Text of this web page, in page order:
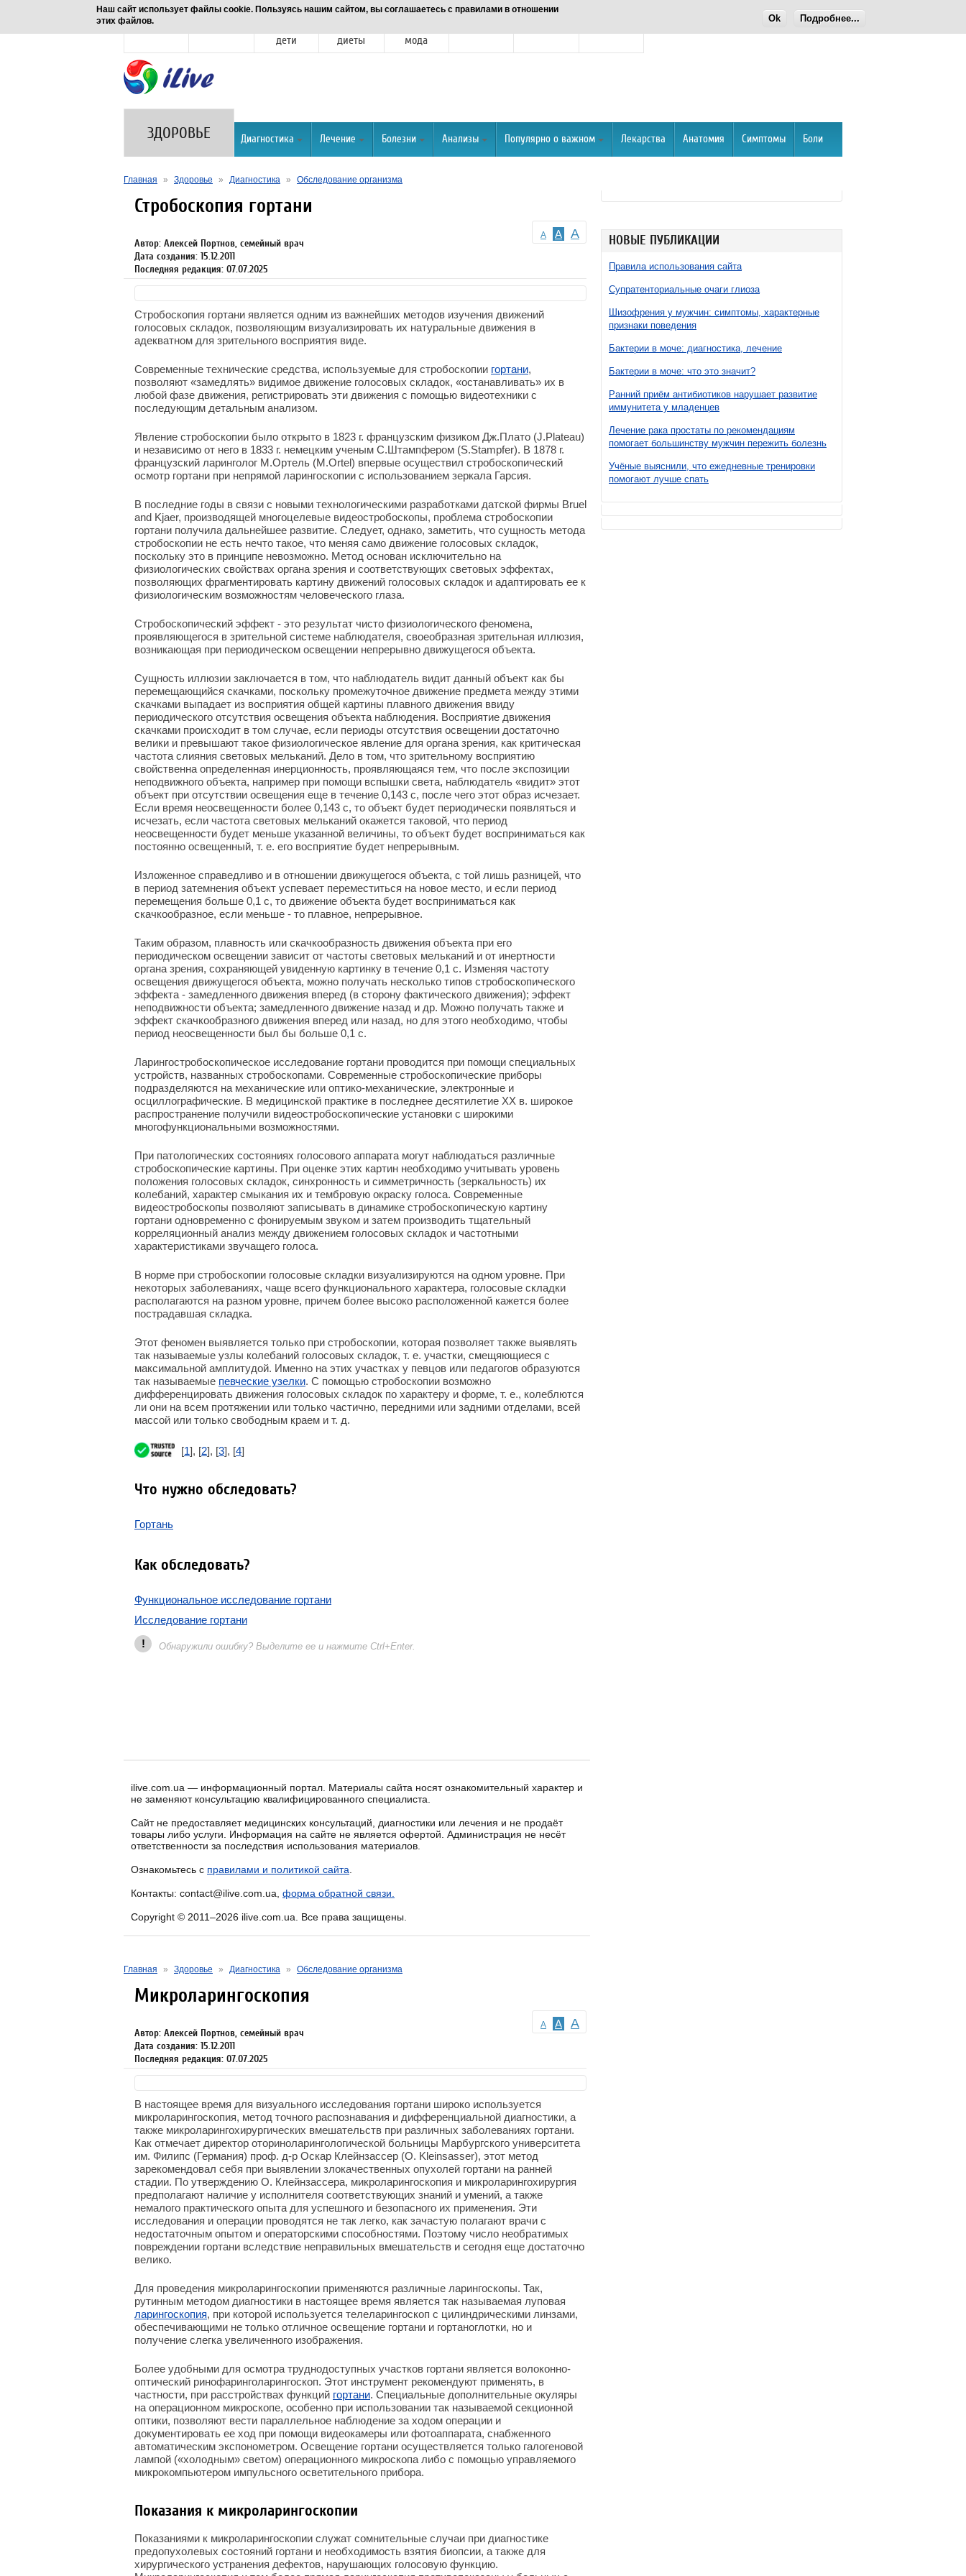
Наш сайт использует файлы cookie. Пользуясь нашим сайтом, вы соглашаетесь с правилами в отношении
этих файлов.
Ok Подробнее...
Новости
дети
диеты
мода
ЗДОРОВЬЕ Диагностика Лечение Болезни Анализы Популярно о важном Лекарства Анатомия Симптомы Боли
Главная » Здоровье » Диагностика » Обследование организма
НОВЫЕ ПУБЛИКАЦИИ
Правила использования сайта
Супратенториальные очаги глиоза
Шизофрения у мужчин: симптомы, характерные
признаки поведения
Бактерии в моче: диагностика, лечение
Бактерии в моче: что это значит?
Ранний приём антибиотиков нарушает развитие
иммунитета у младенцев
Лечение рака простаты по рекомендациям
помогает большинству мужчин пережить болезнь
Учёные выяснили, что ежедневные тренировки
помогают лучше спать
A A A
Стробоскопия гортани
Автор: Алексей Портнов, семейный врач
Дата создания: 15.12.2011
Последняя редакция: 07.07.2025
Стробоскопия гортани является одним из важнейших методов изучения движений
голосовых складок, позволяющим визуализировать их натуральные движения в
адекватном для зрительного восприятия виде.
Современные технические средства, используемые для стробоскопии гортани,
позволяют «замедлять» видимое движение голосовых складок, «останавливать» их в
любой фазе движения, регистрировать эти движения с помощью видеотехники с
последующим детальным анализом.
Явление стробоскопии было открыто в 1823 г. французским физиком Дж.Плато (J.Plateau)
и независимо от него в 1833 г. немецким ученым С.Штампфером (S.Stampfer). В 1878 г.
французский ларинголог М.Ортель (M.Ortel) впервые осуществил стробоскопический
осмотр гортани при непрямой ларингоскопии с использованием зеркала Гарсия.
В последние годы в связи с новыми технологическими разработками датской фирмы Вruel
and Kjaer, производящей многоцелевые видеостробоскопы, проблема стробоскопии
гортани получила дальнейшее развитие. Следует, однако, заметить, что сущность метода
стробоскопии не есть нечто такое, что меняя само движение голосовых складок,
поскольку это в принципе невозможно. Метод основан исключительно на
физиологических свойствах органа зрения и соответствующих световых эффектах,
позволяющих фрагментировать картину движений голосовых складок и адаптировать ее к
физиологическим возможностям человеческого глаза.
Стробоскопический эффект - это результат чисто физиологического феномена,
проявляющегося в зрительной системе наблюдателя, своеобразная зрительная иллюзия,
возникающая при периодическом освещении непрерывно движущегося объекта.
Сущность иллюзии заключается в том, что наблюдатель видит данный объект как бы
перемещающийся скачками, поскольку промежуточное движение предмета между этими
скачками выпадает из восприятия общей картины плавного движения ввиду
периодического отсутствия освещения объекта наблюдения. Восприятие движения
скачками происходит в том случае, если периоды отсутствия освещении достаточно
велики и превышают такое физиологическое явление для органа зрения, как критическая
частота слияния световых мельканий. Дело в том, что зрительному восприятию
свойственна определенная инерционность, проявляющаяся тем, что после экспозиции
неподвижного объекта, например при помощи вспышки света, наблюдатель «видит» этот
объект при отсутствии освещения еще в течение 0,143 с, после чего этот образ исчезает.
Если время неосвещенности более 0,143 с, то объект будет периодически появляться и
исчезать, если частота световых мельканий окажется таковой, что период
неосвещенности будет меньше указанной величины, то объект будет восприниматься как
постоянно освещенный, т. е. его восприятие будет непрерывным.
Изложенное справедливо и в отношении движущегося объекта, с той лишь разницей, что
в период затемнения объект успевает переместиться на новое место, и если период
перемещения больше 0,1 с, то движение объекта будет восприниматься как
скачкообразное, если меньше - то плавное, непрерывное.
Таким образом, плавность или скачкообразность движения объекта при его
периодическом освещении зависит от частоты световых мельканий и от инертности
органа зрения, сохраняющей увиденную картинку в течение 0,1 с. Изменяя частоту
освещения движущегося объекта, можно получать несколько типов стробоскопического
эффекта - замедленного движения вперед (в сторону фактического движения); эффект
неподвижности объекта; замедленного движение назад и др. Можно получать также и
эффект скачкообразного движения вперед или назад, но для этого необходимо, чтобы
период неосвещенности был бы больше 0,1 с.
Ларингостробоскопическое исследование гортани проводится при помощи специальных
устройств, названных стробоскопами. Современные стробоскопические приборы
подразделяются на механические или оптико-механические, электронные и
осциллографические. В медицинской практике в последнее десятилетие XX в. широкое
распространение получили видеостробоскопические установки с широкими
многофункциональными возможностями.
При патологических состояниях голосового аппарата могут наблюдаться различные
стробоскопические картины. При оценке этих картин необходимо учитывать уровень
положения голосовых складок, синхронность и симметричность (зеркальность) их
колебаний, характер смыкания их и тембровую окраску голоса. Современные
видеостробоскопы позволяют записывать в динамике стробоскопическую картину
гортани одновременно с фонируемым звуком и затем производить тщательный
корреляционный анализ между движением голосовых складок и частотными
характеристиками звучащего голоса.
В норме при стробоскопии голосовые складки визуализируются на одном уровне. При
некоторых заболеваниях, чаще всего функционального характера, голосовые складки
располагаются на разном уровне, причем более высоко расположенной кажется более
пострадавшая складка.
Этот феномен выявляется только при стробоскопии, которая позволяет также выявлять
так называемые узлы колебаний голосовых складок, т. е. участки, смещяющиеся с
максимальной амплитудой. Именно на этих участках у певцов или педагогов образуются
так называемые певческие узелки. С помощью стробоскопии возможно
дифференцировать движения голосовых складок по характеру и форме, т. е., колеблются
ли они на всем протяжении или только частично, передними или задними отделами, всей
массой или только свободным краем и т. д.
[1], [2], [3], [4]
Что нужно обследовать?
Гортань
Как обследовать?
Функциональное исследование гортани
Исследование гортани
!
Обнаружили ошибку? Выделите ее и нажмите Ctrl+Enter.
ilive.com.ua — информационный портал. Материалы сайта носят ознакомительный характер и
не заменяют консультацию квалифицированного специалиста.
Сайт не предоставляет медицинских консультаций, диагностики или лечения и не продаёт
товары либо услуги. Информация на сайте не является офертой. Администрация не несёт
ответственности за последствия использования материалов.
Ознакомьтесь с правилами и политикой сайта
Контакты: contact@ilive.com.ua, форма обратной связи.
Copyright © 2011–2026 ilive.com.ua. Все права защищены.
Главная » Здоровье » Диагностика » Обследование организма
A A A
Микроларингоскопия
Автор: Алексей Портнов, семейный врач
Дата создания: 15.12.2011
Последняя редакция: 07.07.2025
В настоящее время для визуального исследования гортани широко используется
микроларингоскопия, метод точного распознавания и дифференциальной диагностики, а
также микроларингохирургических вмешательств при различных заболеваниях гортани.
Как отмечает директор оториноларингологической больницы Марбургского университета
им. Филипс (Германия) проф. д-р Оскар Клейнзассер (O. Kleinsasser), этот метод
зарекомендовал себя при выявлении злокачественных опухолей гортани на ранней
стадии. По утверждению О. Клейнзассера, микроларингоскопия и микроларингохирургия
предполагают наличие у исполнителя соответствующих знаний и умений, а также
немалого практического опыта для успешного и безопасного их применения. Эти
исследования и операции проводятся не так легко, как зачастую полагают врачи с
недостаточным опытом и операторскими способностями. Поэтому число необратимых
повреждении гортани вследствие неправильных вмешательств и сегодня еще достаточно
велико.
Для проведения микроларингоскопии применяются различные ларингоскопы. Так,
рутинным методом диагностики в настоящее время является так называемая луповая
ларингоскопия, при которой используется телеларингоскоп с цилиндрическими линзами,
обеспечивающими не только отличное освещение гортани и гортаноглотки, но и
получение слегка увеличенного изображения.
Более удобными для осмотра труднодоступных участков гортани является волоконно-
оптический ринофаринголарингоскоп. Этот инструмент рекомендуют применять, в
частности, при расстройствах функций гортани. Специальные дополнительные окуляры
на операционном микроскопе, особенно при использовании так называемой секционной
оптики, позволяют вести параллельное наблюдение за ходом операции и
документировать ее ход при помощи видеокамеры или фотоаппарата, снабженного
автоматическим экспонометром. Освещение гортани осуществляется только галогеновой
лампой («холодным» светом) операционного микроскопа либо с помощью управляемого
микрокомпьютером импульсного осветительного прибора.
Показания к микроларингоскопии
Показаниями к микроларингоскопии служат сомнительные случаи при диагностике
предопухолевых состояний гортани и необходимость взятия биопсии, а также для
хирургического устранения дефектов, нарушающих голосовую функцию.